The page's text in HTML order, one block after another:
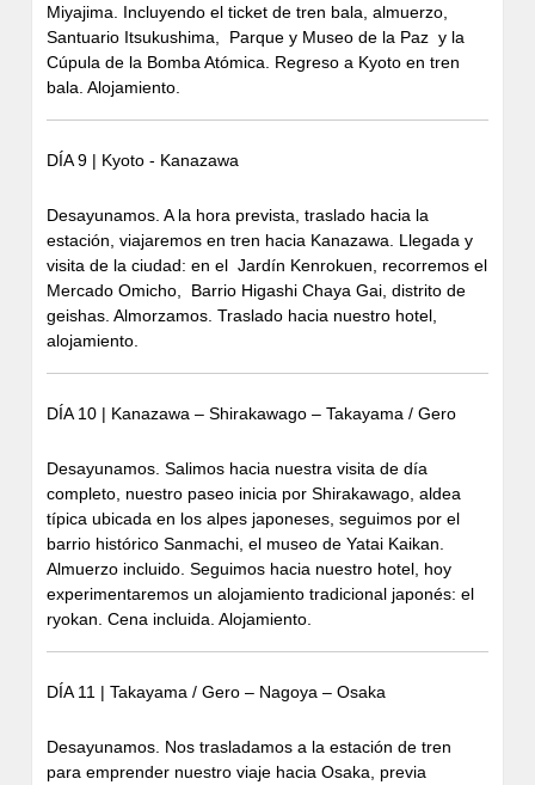
Miyajima. Incluyendo el ticket de tren bala, almuerzo,
Santuario Itsukushima, Parque y Museo de la Paz y la
Cúpula de la Bomba Atómica. Regreso a Kyoto en tren
bala. Alojamiento.
DÍA 9 | Kyoto - Kanazawa
Desayunamos. A la hora prevista, traslado hacia la
estación, viajaremos en tren hacia Kanazawa. Llegada y
visita de la ciudad: en el Jardín Kenrokuen, recorremos el
Mercado Omicho, Barrio Higashi Chaya Gai, distrito de
geishas. Almorzamos. Traslado hacia nuestro hotel,
alojamiento.
DÍA 10 | Kanazawa – Shirakawago – Takayama / Gero
Desayunamos. Salimos hacia nuestra visita de día
completo, nuestro paseo inicia por Shirakawago, aldea
típica ubicada en los alpes japoneses, seguimos por el
barrio histórico Sanmachi, el museo de Yatai Kaikan.
Almuerzo incluido. Seguimos hacia nuestro hotel, hoy
experimentaremos un alojamiento tradicional japonés: el
ryokan. Cena incluida. Alojamiento.
DÍA 11 | Takayama / Gero – Nagoya – Osaka
Desayunamos. Nos trasladamos a la estación de tren
para emprender nuestro viaje hacia Osaka, previa